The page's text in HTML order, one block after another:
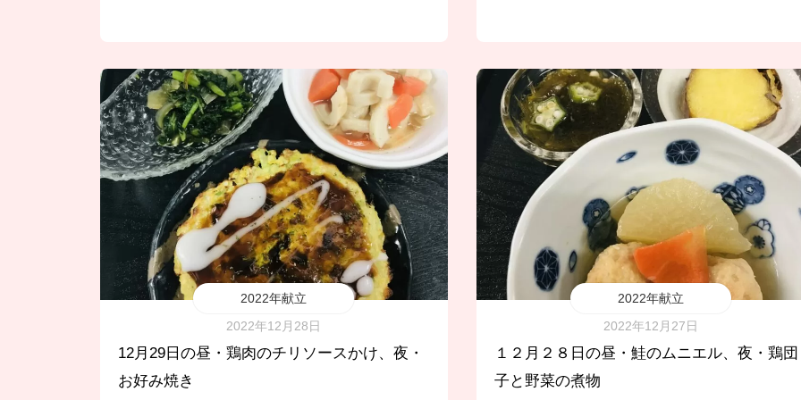
2022年献立
2022年12月28日
12月29日の昼・鶏肉のチリソースかけ、夜・
お好み焼き
2022年献立
2022年12月27日
１２月２８日の昼・鮭のムニエル、夜・鶏団
子と野菜の煮物